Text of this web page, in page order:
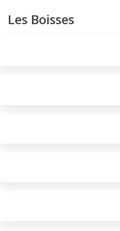
Les Boisses